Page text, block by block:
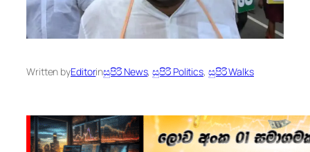
Written byEditorinසුපිරි News, සුපිරි Politics, සුපිරි Walks